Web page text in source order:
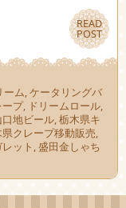
READ
POST
READ
POST
ーム,ケータリングバ
ープ, ドリームロール,
口地ビール,栃木県キ
クレープ移動販売,
ット ,盛田金しゃち